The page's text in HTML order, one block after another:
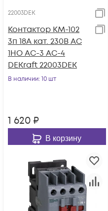
22003DEK
Контактор КМ-102
3п 18А кат. 230В AC
1НО AC-3 AC-4
DEKraft 22003DEK
В наличии: 10 шт
1 620 ₽
В корзину